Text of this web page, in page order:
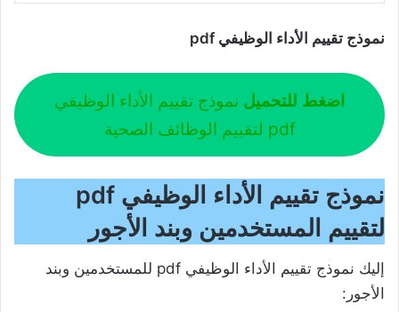
نموذج تقييم الأداء الوظيفي pdf
اضغط للتحميل نموذج تقييم الأداء الوظيفي
pdf لتقييم الوظائف الصحية
نموذج تقييم الأداء الوظيفي pdf
لتقييم المستخدمين وبند الأجور
إليك نموذج تقييم الأداء الوظيفي pdf للمستخدمين وبند
الأجور: